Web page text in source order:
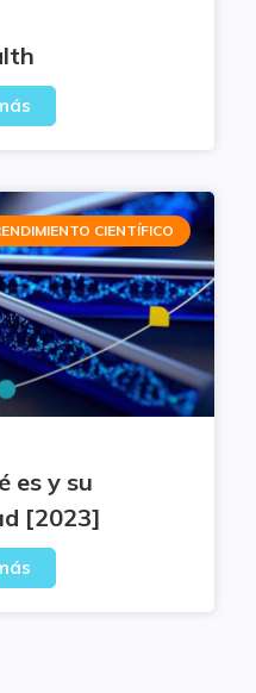
CIENTÍFICO
es y su
[2023]